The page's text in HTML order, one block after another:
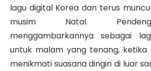
lagu digital Korea dan terus
musim Natal.
menggambarkannya sebagai
untuk malam yang tenang, ketika
menikmati suasana dingin di luar